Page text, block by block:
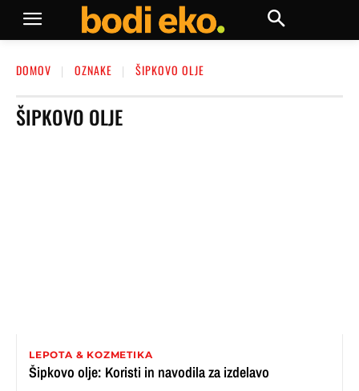
DOMOV OZNAKE ŠIPKOVO OLJE
ŠIPKOVO OLJE
LEPOTA & KOZMETIKA
Šipkovo olje: Koristi in navodila za izdelavo